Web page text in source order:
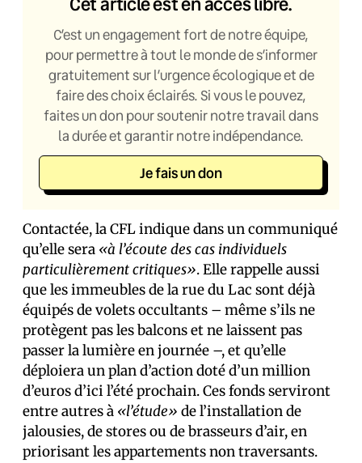
C’est un engagement fort de notre équipe,
pour permettre à tout le monde de s’informer
gratuitement sur l’urgence écologique et de
faire des choix éclairés. Si vous le pouvez,
faites un don pour soutenir notre travail dans
la durée et garantir notre indépendance.
Je fais un don
Contactée, la CFL indique dans un communiqué
qu’elle sera «à l’écoute des cas individuels
particulièrement critiques». Elle rappelle aussi
que les immeubles de la rue du Lac sont déjà
équipés de volets occultants – même s’ils ne
protègent pas les balcons et ne laissent pas
passer la lumière en journée –, et qu’elle
déploiera un plan d’action doté d’un million
d’euros d’ici l’été prochain. Ces fonds serviront
entre autres à «l’étude» de l’installation de
jalousies, de stores ou de brasseurs d’air, en
priorisant les appartements non traversants.